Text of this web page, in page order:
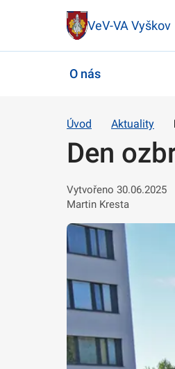
VeV-VA Vyškov
O nás
Úvod Aktuality
Den
Vytvořeno 30.06.2025
Martin Kresta